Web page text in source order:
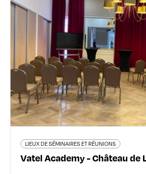
LIEUX DE SÉMINAIRES ET RÉUNIONS
Vatel Academy - Château de
Vatel Academy -
1171 avenue de Lacroix-Laval -